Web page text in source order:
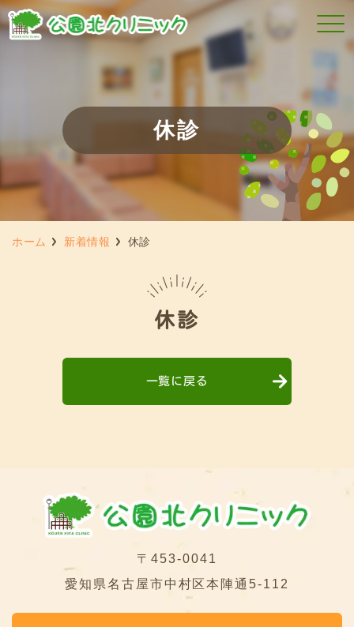
休診
ホーム 新着情報 休診
休診
一覧に戻る
〒453-0041
愛知県名古屋市中村区本陣通5-112